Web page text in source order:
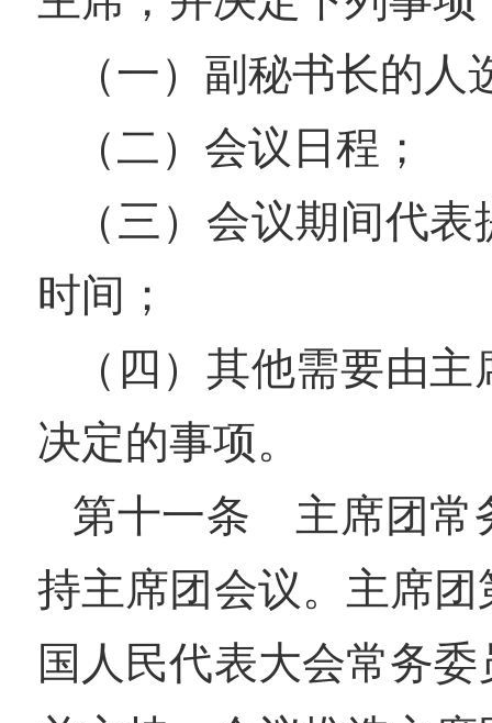
（一）副秘书长的人
（二）会议日程；
（三）会议期间代
时间；
（四）其他需要由
决定的事项。
第十一条 主席团常
持主席团会议。主席
国人民代表大会常务